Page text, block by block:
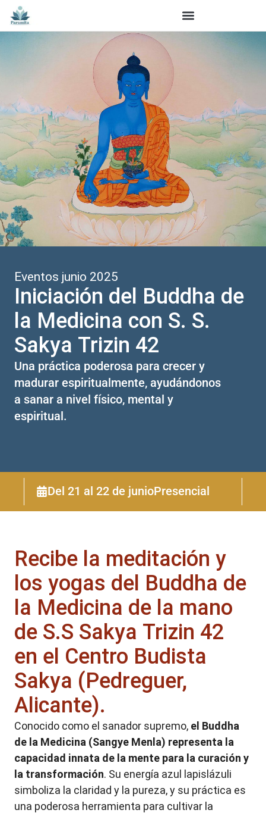
Eventos junio 2025
Iniciación del Buddha de
la Medicina con S. S.
Sakya Trizin 42
Una práctica poderosa para crecer y
madurar espiritualmente, ayudándonos
a sanar a nivel físico, mental y
espiritual.
Del 21 al 22 de junioPresencial
Recibe la meditación y
los yogas del Buddha de
la Medicina de la mano
de S.S Sakya Trizin 42
en el Centro Budista
Sakya (Pedreguer,
Alicante).
Conocido como el sanador supremo, el Buddha
de la Medicina (Sangye Menla) representa la
capacidad innata de la mente para la curación y
la transformación. Su energía azul lapislázuli
simboliza la claridad y la pureza, y su práctica es
una poderosa herramienta para cultivar la